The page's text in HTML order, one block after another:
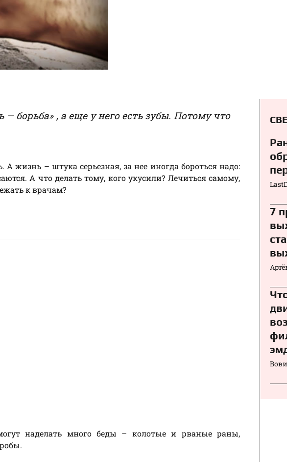
борьба» , а еще у него есть зубы. Потому что
жизнь – штука серьезная, за нее иногда бороться надо:
А что делать тому, кого укусили? Лечиться самому,
к врачам?
наделать много беды – колотые и рваные раны,
7